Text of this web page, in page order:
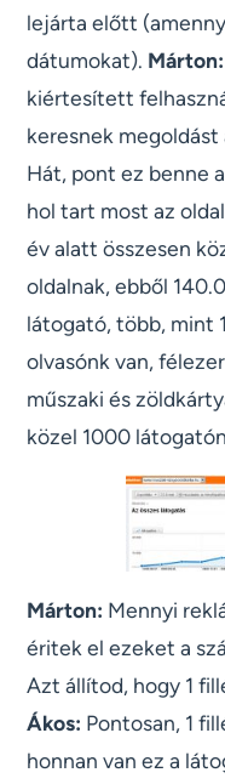
lejárta előtt
dátumokat). Márton:
kiértesített
keresnek
Hát, pont ez benne
hol tart most az
év alatt összesen
oldalnak, ebből
látogató, több, mint
olvasónk van,
műszaki és
közel 1000
Márton: Mennyi
éritek el ezeket a
Azt állítod, hogy 1
Ákos: Pontosan, 1
honnan van ez a